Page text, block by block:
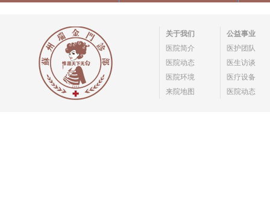
关于我们
医院简介
医院动态
医院环境
来院地图
公益事业
医护团队
医生访谈
医疗设备
医院动态